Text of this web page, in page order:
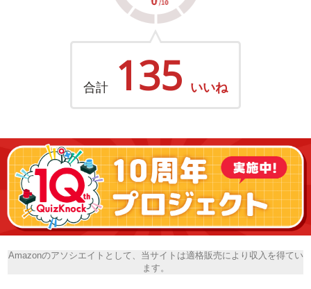
合計 135 いいね
Amazonのアソシエイトとして、当サイトは適格販売により収入を得てい
ます。